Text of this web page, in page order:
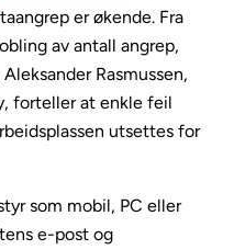
er økende. Fra
av antall angrep,
Rasmussen,
forteller at enkle feil
utsettes for
som mobil, PC eller
e-post og